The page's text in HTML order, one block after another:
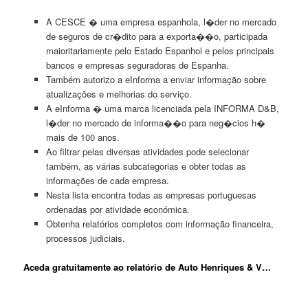
A CESCE � uma empresa espanhola, l�der no mercado
de seguros de cr�dito para a exporta��o, participada
maioritariamente pelo Estado Espanhol e pelos principais
bancos e empresas seguradoras de Espanha.
Também autorizo a eInforma a enviar informação sobre
atualizações e melhorias do serviço.
A eInforma � uma marca licenciada pela INFORMA D&B,
l�der no mercado de informa��o para neg�cios h�
mais de 100 anos.
Ao filtrar pelas diversas atividades pode selecionar
também, as várias subcategorias e obter todas as
informações de cada empresa.
Nesta lista encontra todas as empresas portuguesas
ordenadas por atividade económica.
Obtenha relatórios completos com informação financeira,
processos judiciais.
Aceda gratuitamente ao relatório de Auto Henriques & V…